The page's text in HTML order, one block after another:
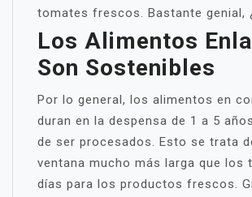
tomates frescos. Bastante genial,
Los Alimentos
Son Sostenibles
Por lo general, los alimentos en
duran en la despensa de 1 a 5
de ser procesados. Esto se trata
ventana mucho más larga que los
días para los productos frescos.